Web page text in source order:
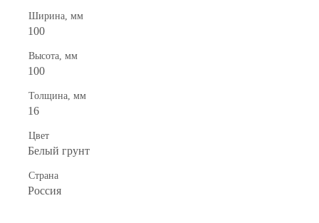
Ширина, мм
100
Высота, мм
100
Толщина, мм
16
Цвет
Белый грунт
Страна
Россия